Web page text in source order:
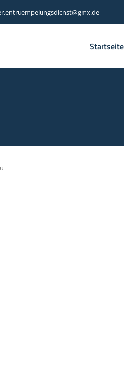
Startseite